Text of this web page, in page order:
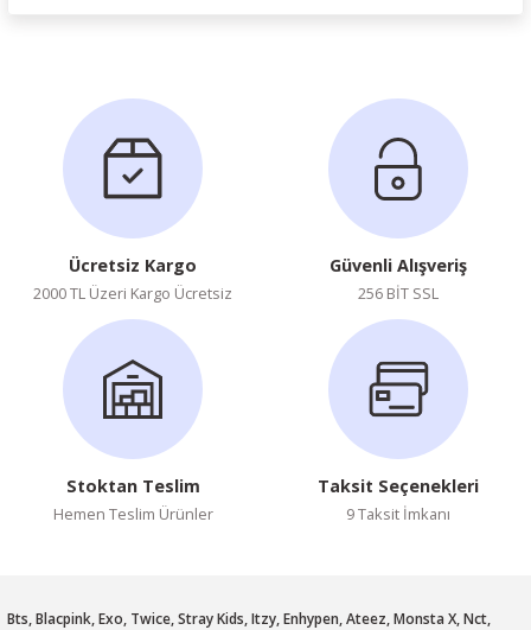
Ücretsiz Kargo
2000 TL Üzeri Kargo Ücretsiz
Güvenli Alışveriş
256 BİT SSL
Stoktan Teslim
Hemen Teslim Ürünler
Taksit Seçenekleri
9 Taksit İmkanı
Bts, Blacpink, Exo, Twice, Stray Kids, Itzy, Enhypen, Ateez, Monsta X, Nct,